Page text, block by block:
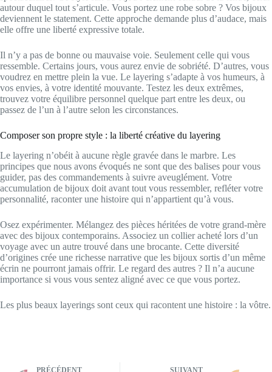
autour duquel tout s’articule. Vous portez une robe sobre ? Vos bijoux
deviennent le statement. Cette approche demande plus d’audace, mais
elle offre une liberté expressive totale.
Il n’y a pas de bonne ou mauvaise voie. Seulement celle qui vous
ressemble. Certains jours, vous aurez envie de sobriété. D’autres, vous
voudrez en mettre plein la vue. Le layering s’adapte à vos humeurs, à
vos envies, à votre identité mouvante. Testez les deux extrêmes,
trouvez votre équilibre personnel quelque part entre les deux, ou
passez de l’un à l’autre selon les circonstances.
Composer son propre style : la liberté créative du layering
Le layering n’obéit à aucune règle gravée dans le marbre. Les
principes que nous avons évoqués ne sont que des balises pour vous
guider, pas des commandements à suivre aveuglément. Votre
accumulation de bijoux doit avant tout vous ressembler, refléter votre
personnalité, raconter une histoire qui n’appartient qu’à vous.
Osez expérimenter. Mélangez des pièces héritées de votre grand-mère
avec des bijoux contemporains. Associez un collier acheté lors d’un
voyage avec un autre trouvé dans une brocante. Cette diversité
d’origines crée une richesse narrative que les bijoux sortis d’un même
écrin ne pourront jamais offrir. Le regard des autres ? Il n’a aucune
importance si vous vous sentez aligné avec ce que vous portez.
Les plus beaux layerings sont ceux qui racontent une histoire : la vôtre.
PRÉCÉDENT SUIVANT